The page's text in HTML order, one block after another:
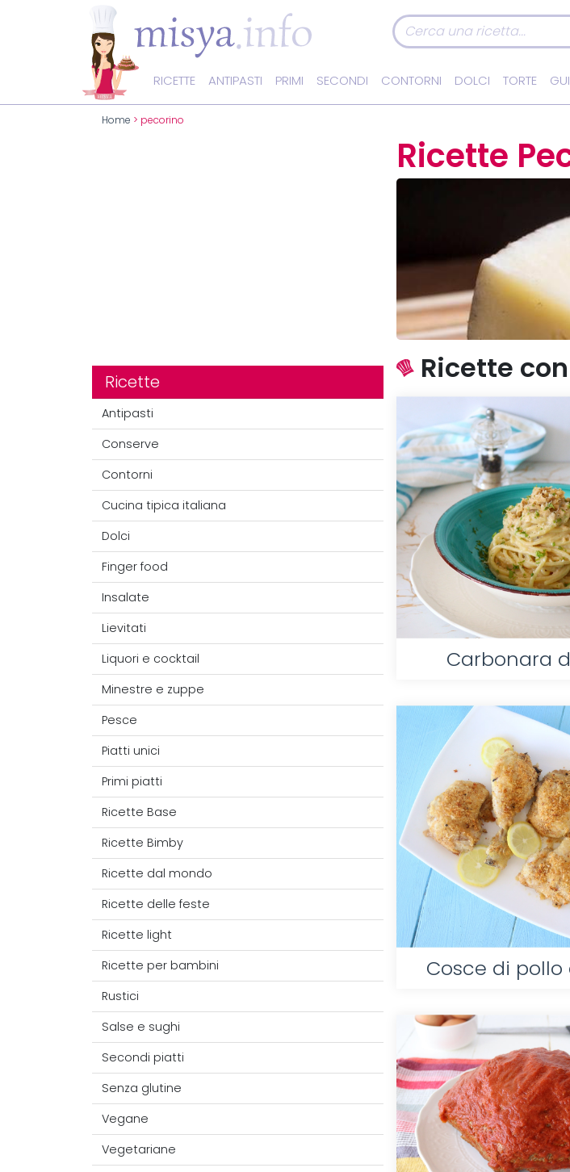
RICETTE ANTIPASTI PRIMI SECONDI CONTORNI DOLCI TORTE
Home > pecorino
Ricette
Antipasti
Conserve
Contorni
Cucina tipica italiana
Dolci
Finger food
Insalate
Lievitati
Liquori e cocktail
Minestre e zuppe
Pesce
Piatti unici
Primi piatti
Ricette Base
Ricette Bimby
Ricette dal mondo
Ricette delle feste
Ricette light
Ricette per bambini
Rustici
Salse e sughi
Secondi piatti
Senza glutine
Vegane
Vegetariane
Ricette
Ricette
Carbonara
Cosce di